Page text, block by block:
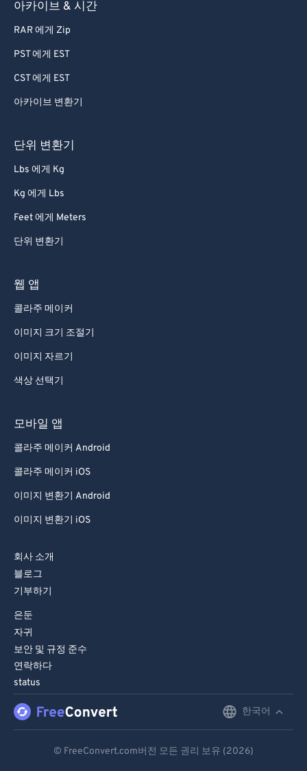
아카이브 & 시간
RAR 에게 Zip
PST 에게 EST
CST 에게 EST
아카이브 변환기
단위 변환기
Lbs 에게 Kg
Kg 에게 Lbs
Feet 에게 Meters
단위 변환기
웹 앱
콜라주 메이커
이미지 크기 조절기
이미지 자르기
색상 선택기
모바일 앱
콜라주 메이커 Android
콜라주 메이커 iOS
이미지 변환기 Android
이미지 변환기 iOS
회사 소개
블로그
기부하기
은둔
자귀
보안 및 규정 준수
연락하다
status
한국어
© FreeConvert.com버전 모든 권리 보유 (2026)